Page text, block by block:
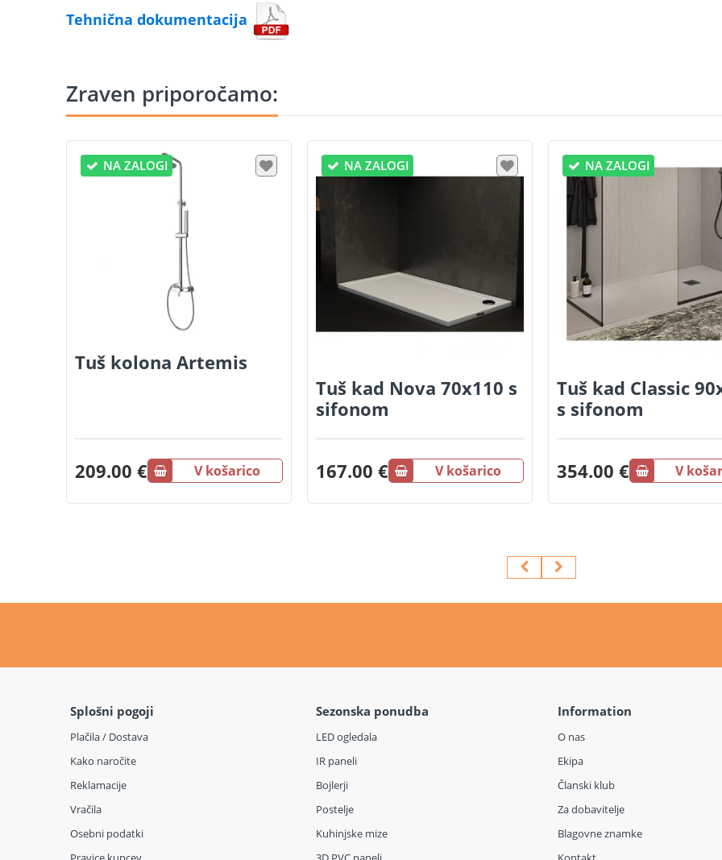
Tehnična dokumentacija
Zraven priporočamo:
NA ZALOGI
Tuš kolona Artemis
209.00 € V košarico
NA ZALOGI
Tuš kad Nova 70x110 s
sifonom
167.00 € V košarico
NA ZALOGI
Tuš kad Classic
s sifonom
354.00 € V
Splošni pogoji
Plačila / Dostava
Kako naročite
Reklamacije
Vračila
Osebni podatki
Sezonska ponudba
LED ogledala
IR paneli
Bojlerji
Postelje
Kuhinjske mize
Information
O nas
Ekipa
Članski klub
Za dobavitelje
Blagovne znamke